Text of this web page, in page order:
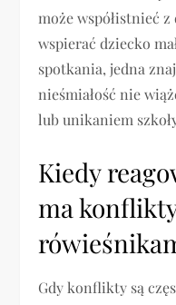
może współistnieć
wspierać dziecko
spotkania, jedna
nieśmiałość nie
lub unikaniem
Kiedy
ma
Gdy konflikty są